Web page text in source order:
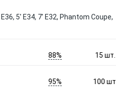
5' E34, 7' E32, Phantom Coupe,
88% 15шт.
95% 100шт.